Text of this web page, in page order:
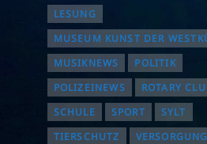
LESUNG
MUSEUM KUNST DER
MUSIKNEWS
POLITIK
POLIZEINEWS
ROTARY
SCHULE
SPORT
SYLT
TIERSCHUTZ
VERSORGUNG